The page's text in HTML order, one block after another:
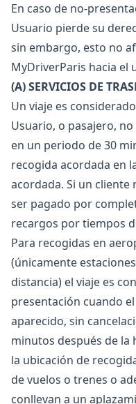
En caso de no-
Usuario pierde su
sin embargo, esto no
MyDriverParis hacia el
(A) SERVICIOS DE
Un viaje es
Usuario, o pasajero,
en un periodo de 30
recogida acordada en
acordada. Si un
ser pagado por
recargos por tiempos
Para recogidas en
(únicamente
distancia) el viaje es
presentación cuando
aparecido, sin
minutos después de la
la ubicación de
de vuelos o trenes o
conllevan a un